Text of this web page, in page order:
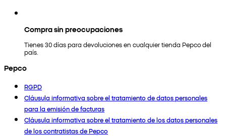
Compra sin preocupaciones
Tienes 30 días para devoluciones en cualquier tienda Pepco del
país.
Pepco
RGPD
Cláusula informativa sobre el tratamiento de datos personales
para la emisión de facturas
Cláusula informativa sobre el tratamiento de los datos personales
de los contratistas de Pepco